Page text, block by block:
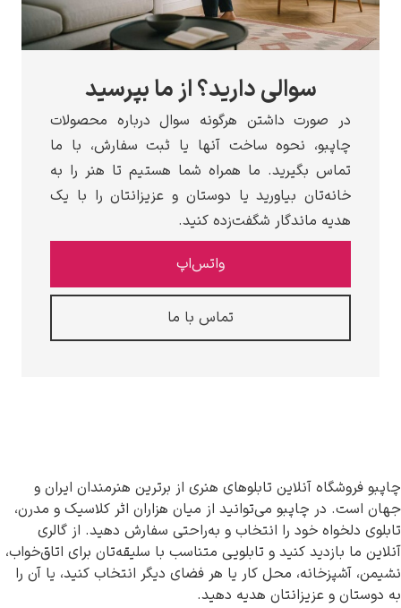
دارید؟ از ما بپرسید
داشتن هرگونه سوال درباره محصولات
ساخت آنها یا ثبت سفارش، با ما
ما همراه شما هستیم تا هنر را به
یا دوستان و عزیزانتان را با یک
شگفت‌زده کنید.
تابلوهای هنری از برترین هنرمندان ایران و
می‌توانید از میان هزاران اثر کلاسیک و مدرن،
را انتخاب و به‌راحتی سفارش دهید. از گالری
و تابلویی متناسب با سلیقه‌تان برای اتاق‌خواب،
محل کار یا هر فضای دیگر انتخاب کنید، یا آن را
هدیه دهید.